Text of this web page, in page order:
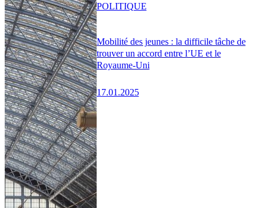
Mobilité des jeunes : la difficile tâche de
trouver un accord entre l’UE et le
Royaume-Uni
17.01.2025
POLITIQUE